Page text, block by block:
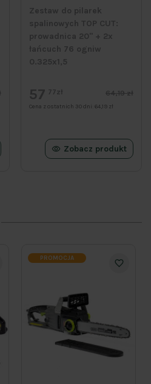
Zestaw do pilarek
spalinowych TOP CUT:
prowadnica 20" + 2x
łańcuch 76 ogniw
0.325x1,5
57 77zł 64,19 zł
Cena z ostatnich 30 dni:64,19 zł
Zobacz produkt
PROMOCJA